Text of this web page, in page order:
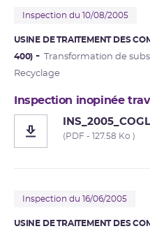
Inspection du 10/08/2005
USINE DE TRAITEMENT DES
400)
Transformation de
Recyclage
Inspection inopinée
(PDF - 127.58 Ko )
Inspection du 16/06/2005
USINE DE TRAITEMENT DES